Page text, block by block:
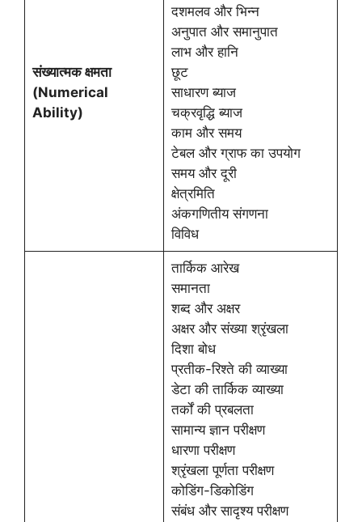
संख्यात्मक क्षमता
(Numerical
Ability)
दशमलव और भिन्न
अनुपात और समानुपात
लाभ और हानि
छूट
साधारण ब्याज
चक्रवृद्धि ब्याज
काम और समय
टेबल और ग्राफ का उपयोग
समय और दूरी
क्षेत्रमिति
अंकगणितीय संगणना
विविध
तार्किक आरेख
समानता
शब्द और अक्षर
अक्षर और संख्या श्रृंखला
दिशा बोध
प्रतीक-रिश्ते की व्याख्या
डेटा की तार्किक व्याख्या
तर्कों की प्रबलता
सामान्य ज्ञान परीक्षण
धारणा परीक्षण
श्रृंखला पूर्णता परीक्षण
कोडिंग-डिकोडिंग
संबंध और सादृश्य परीक्षण